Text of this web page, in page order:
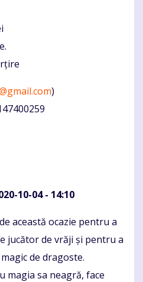
)
10-04 - 14:10
această ocazie pentru a
jucător de vrăji și pentru a
de dragoste.
magia sa neagră, face